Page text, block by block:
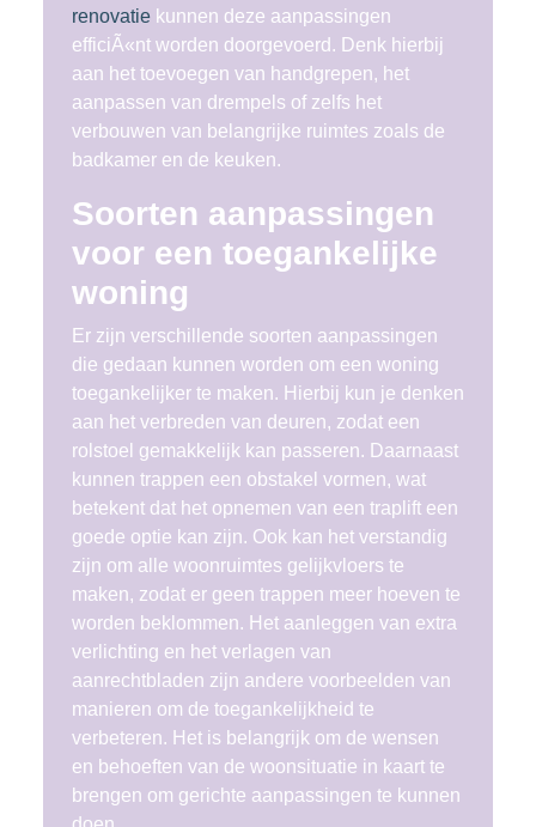
renovatie kunnen deze aanpassingen
efficiÃ«nt worden doorgevoerd. Denk hierbij
aan het toevoegen van handgrepen, het
aanpassen van drempels of zelfs het
verbouwen van belangrijke ruimtes zoals de
badkamer en de keuken.
Soorten aanpassingen
voor een toegankelijke
woning
Er zijn verschillende soorten aanpassingen
die gedaan kunnen worden om een woning
toegankelijker te maken. Hierbij kun je denken
aan het verbreden van deuren, zodat een
rolstoel gemakkelijk kan passeren. Daarnaast
kunnen trappen een obstakel vormen, wat
betekent dat het opnemen van een traplift een
goede optie kan zijn. Ook kan het verstandig
zijn om alle woonruimtes gelijkvloers te
maken, zodat er geen trappen meer hoeven te
worden beklommen. Het aanleggen van extra
verlichting en het verlagen van
aanrechtbladen zijn andere voorbeelden van
manieren om de toegankelijkheid te
verbeteren. Het is belangrijk om de wensen
en behoeften van de woonsituatie in kaart te
brengen om gerichte aanpassingen te kunnen